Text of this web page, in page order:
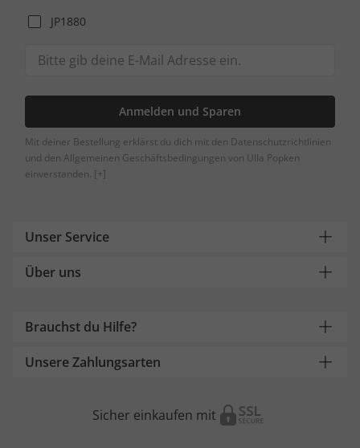
JP1880
Anmelden und Sparen
Mit deiner Bestellung erklärst du dich mit den Datenschutzrichtlinien
und den Allgemeinen Geschäftsbedingungen von Ulla Popken
einverstanden. [+]
Unser Service
Über uns
Brauchst du Hilfe?
Unsere Zahlungsarten
Sicher einkaufen mit